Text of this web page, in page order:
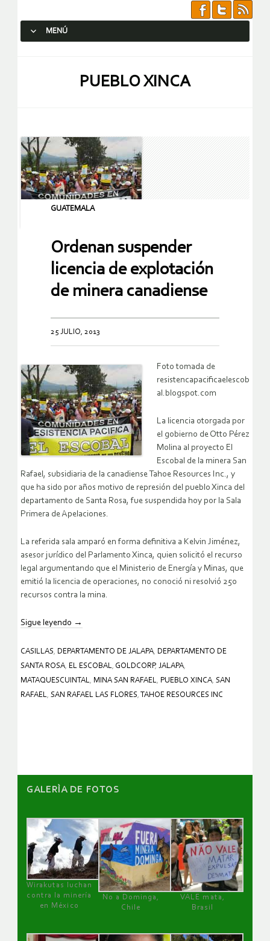
MENÚ
PUEBLO XINCA
GUATEMALA
Ordenan suspender
licencia de explotación
de minera canadiense
25 JULIO, 2013
Foto tomada de
resistencapacificaelescob
al.blogspot.com
La licencia otorgada por
el gobierno de Otto Pérez
Molina al proyecto El
Escobal de la minera San
Rafael, subsidiaria de la canadiense Tahoe Resources Inc., y
que ha sido por años motivo de represión del pueblo Xinca del
departamento de Santa Rosa, fue suspendida hoy por la Sala
Primera de Apelaciones.
La referida sala amparó en forma definitiva a Kelvin Jiménez,
asesor jurídico del Parlamento Xinca, quien solicitó el recurso
legal argumentando que el Ministerio de Energía y Minas, que
emitió la licencia de operaciones, no conoció ni resolvió 250
recursos contra la mina.
Sigue leyendo →
CASILLAS, DEPARTAMENTO DE JALAPA, DEPARTAMENTO DE
SANTA ROSA, EL ESCOBAL, GOLDCORP, JALAPA,
MATAQUESCUINTAL, MINA SAN RAFAEL, PUEBLO XINCA, SAN
RAFAEL, SAN RAFAEL LAS FLORES, TAHOE RESOURCES INC
GALERÌA DE FOTOS
Wirakutas luchan
contra la minería
en México
No a Dominga,
Chile
VALE mata,
Brasil